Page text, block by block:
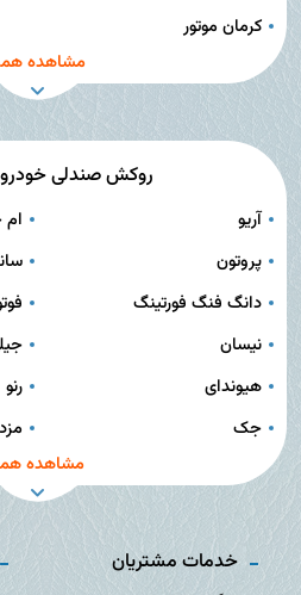
کرمان موتور
مشاهده
روکش صندلی
آریو
پروتون
دانگ فنگ فورتینگ
نیسان
هیوندای
رنو
جک
مشاهده
خدمات مشتریان